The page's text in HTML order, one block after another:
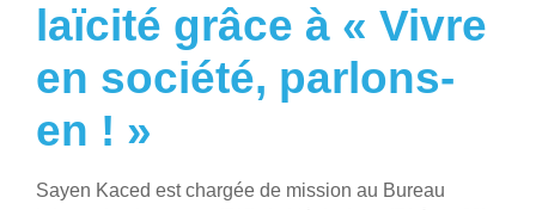
laïcité grâce à « Vivre
en société, parlons-
en ! »
Sayen Kaced est chargée de mission au Bureau